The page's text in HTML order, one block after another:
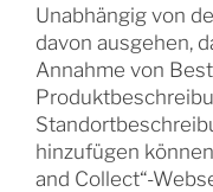
Unabhängig von
davon ausgehen,
Annahme von
hinzufügen
and Collect“-